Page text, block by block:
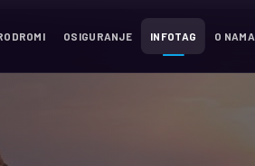
OSIGURANJE INFOTAG O NAMA